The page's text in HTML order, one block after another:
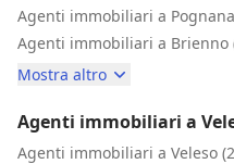
Agenti immobiliari a
Agenti immobiliari a Brienno
Mostra altro
Agenti immobiliari a
Agenti immobiliari a Veleso